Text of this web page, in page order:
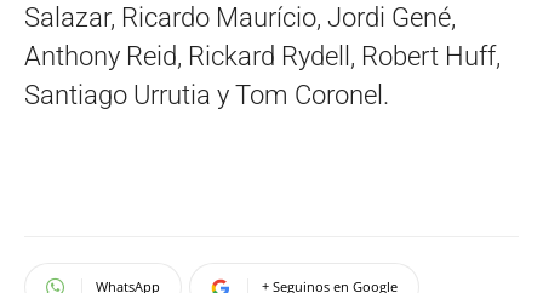
Salazar, Ricardo Maurício, Jordi Gené,
Anthony Reid, Rickard Rydell, Robert Huff,
Santiago Urrutia y Tom Coronel.
WhatsApp + Seguinos en Google